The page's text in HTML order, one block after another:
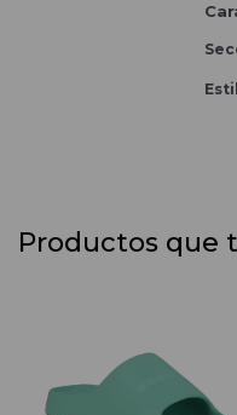
Productos que